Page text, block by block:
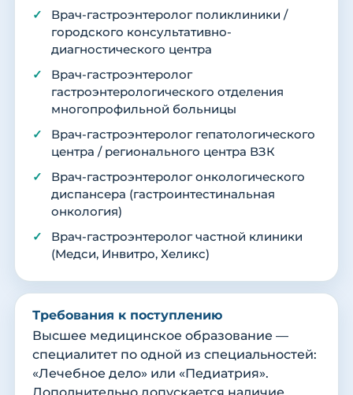
Врач-гастроэнтеролог поликлиники /
городского консультативно-
диагностического центра
Врач-гастроэнтеролог
гастроэнтерологического отделения
многопрофильной больницы
Врач-гастроэнтеролог гепатологического
центра / регионального центра ВЗК
Врач-гастроэнтеролог онкологического
диспансера (гастроинтестинальная
онкология)
Врач-гастроэнтеролог частной клиники
(Медси, Инвитро, Хеликс)
Требования к поступлению
Высшее медицинское образование —
специалитет по одной из специальностей:
«Лечебное дело» или «Педиатрия».